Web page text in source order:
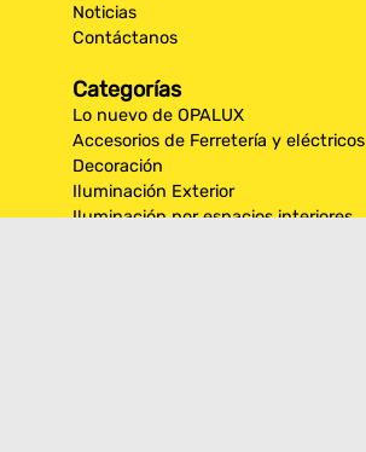
Noticias
Contáctanos
Categorías
Lo nuevo de OPALUX
Accesorios de Ferretería y eléctricos
Decoración
Iluminación Exterior
Iluminación por espacios interiores